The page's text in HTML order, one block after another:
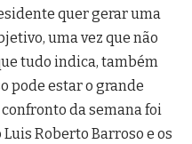
quer gerar uma
uma vez que não
tudo indica, também
pode estar o grande
da semana foi
Roberto Barroso e os